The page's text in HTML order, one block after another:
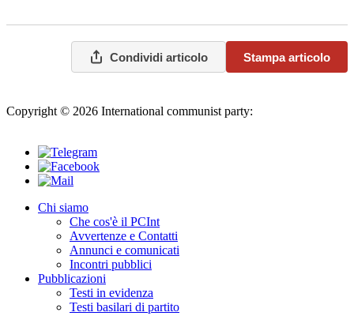
Condividi articolo Stampa articolo
Copyright © 2026 International communist party:
Chi siamo
Che cos'è il PCInt
Avvertenze e Contatti
Annunci e comunicati
Incontri pubblici
Pubblicazioni
Testi in evidenza
Testi basilari di partito